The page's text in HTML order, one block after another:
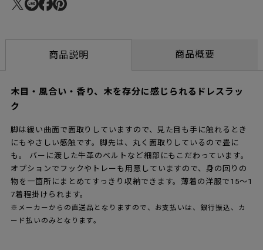
商品説明 商品概要
木目・風合い・香り、木を存分に感じられるドレスラッ
ク
脚は緩い曲面で面取りしていますので、見た目も手に触れるとき
にもやさしい感触です。脚先は、丸く面取りしているので畳に
も。 バーに渡した牛革のベルトなど細部にもこだわっています。
オプションでフックやトレーも用意していますので、身の回りの
物を一箇所にまとめてすっきり収納できます。薄着の洋服で15～1
7着程掛けられます。
※メーカーからの直送品となりますので、お支払いは、銀行振込、カ
ード払いのみとなります。